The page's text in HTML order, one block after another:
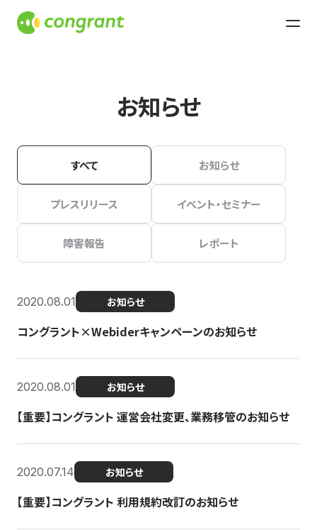
お知らせ
すべて お知らせ
プレスリリース イベント・セミナー
障害報告 レポート
2020.08.01 お知らせ
コングラント×Webiderキャンペーンのお知らせ
2020.08.01 お知らせ
【重要】コングラント 運営会社変更、業務移管のお知らせ
2020.07.14 お知らせ
【重要】コングラント 利用規約改訂のお知らせ